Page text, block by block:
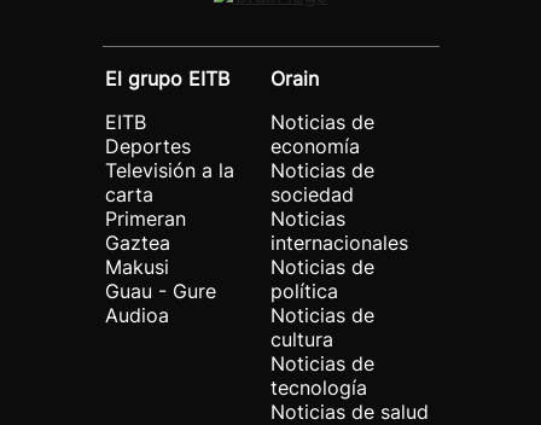
El grupo EITB
EITB
Deportes
Televisión a la
carta
Primeran
Gaztea
Makusi
Guau - Gure
Audioa
Orain
Noticias de
economía
Noticias de
sociedad
Noticias
internacionales
Noticias de
política
Noticias de
cultura
Noticias de
tecnología
Noticias de salud